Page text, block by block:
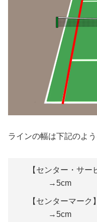
ラインの幅は下記のよ
【センター・サー
→5cm
【センターマーク】
→5cm